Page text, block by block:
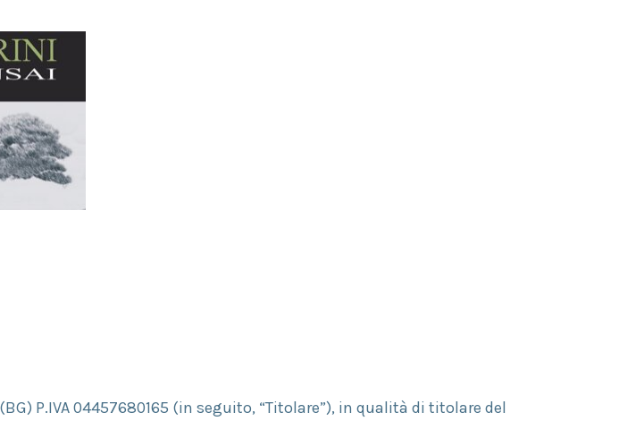
P.IVA 04457680165 (in seguito, “Titolare”), in qualità di titolare del